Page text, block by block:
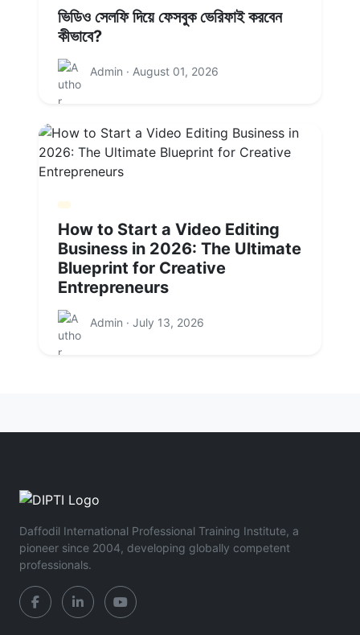
ভিডিও সেলফি দিয়ে ফেসবুক ভেরিফাই করবেন
কীভাবে?
Admin · August 01, 2026
How to Start a Video Editing
Business in 2026: The Ultimate
Blueprint for Creative
Entrepreneurs
Admin · July 13, 2026
Daffodil International Professional Training Institute, a
pioneer since 2004, developing globally competent
professionals.